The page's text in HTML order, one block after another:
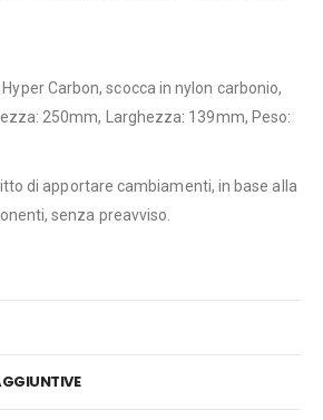
Carbon, scocca in nylon carbonio,
250mm, Larghezza: 139mm, Peso:
di apportare cambiamenti, in base alla
senza preavviso.